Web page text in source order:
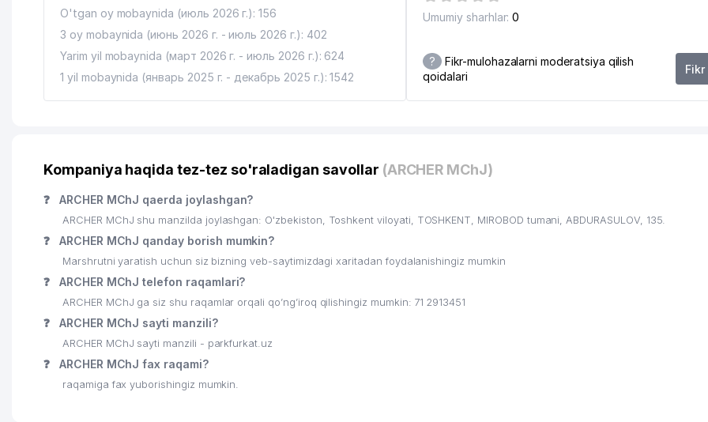
OPTIMIZE MChJ
UMUMIY O'RTA TA'LIM MAKTABI № 56
19 DUR MChJ
DAROFF-INVEST MChJ
ORIENTAL MANAGEMENT ShK
AGRO MARKER PLUS MChJ
25 IXTIYORJON AVTO MChJ
BAXT XIZMAT MChJ
FANTAST XUSUSIY KORXONASI
O'tgan oy mobaynida (июль 2026 г.): 156
3 oy mobaynida (июнь 2026 г. - июль 2026 г.): 402
Yarim yil mobaynida (март 2026 г. - июль 2026 г.): 624
1 yil mobaynida (январь 2025 г. - декабрь 2025 г.): 1542
Umumiy sharhlar: 0
?
Fikr-mulohazalarni moderatsiya qilish
qoidalari
Kompaniya haqida tez-tez so'raladigan savollar (ARCHER MChJ)
❓ ARCHER MChJ qaerda joylashgan?
ARCHER MChJ shu manzilda joylashgan: O'zbekiston, Toshkent viloyati, TOSHKENT, MIROBOD tumani, ABDURASULOV, 135.
❓ ARCHER MChJ qanday borish mumkin?
Marshrutni yaratish uchun siz bizning veb-saytimizdagi xaritadan foydalanishingiz mumkin
❓ ARCHER MChJ telefon raqamlari?
ARCHER MChJ ga siz shu raqamlar orqali qo’ng’iroq qilishingiz mumkin: 71 2913451
❓ ARCHER MChJ sayti manzili?
ARCHER MChJ sayti manzili - parkfurkat.uz
❓ ARCHER MChJ fax raqami?
raqamiga fax yuborishingiz mumkin.